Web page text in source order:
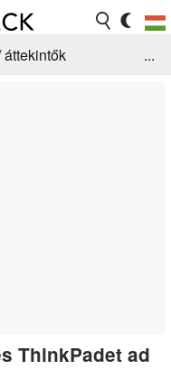
áttekintők
...
ThinkPadet ad